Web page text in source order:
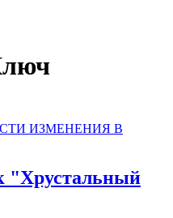
ИЗМЕНЕНИЯ В
"Хрустальный